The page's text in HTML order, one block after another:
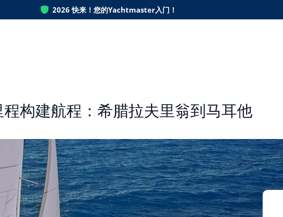
2026 快来！您的Yachtmaster入门！
构建航程：希腊拉夫里翁到马耳他